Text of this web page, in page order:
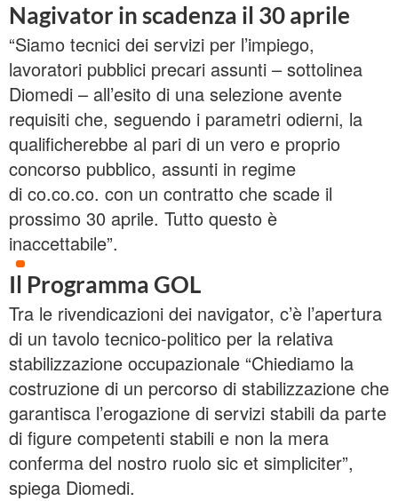
Nagivator in scadenza il 30 aprile
“Siamo tecnici dei servizi per l’impiego,
lavoratori pubblici precari assunti – sottolinea
Diomedi – all’esito di una selezione avente
requisiti che, seguendo i parametri odierni, la
qualificherebbe al pari di un vero e proprio
concorso pubblico, assunti in regime
di co.co.co. con un contratto che scade il
prossimo 30 aprile. Tutto questo è
inaccettabile”.
Il Programma GOL
Tra le rivendicazioni dei navigator, c’è l’apertura
di un tavolo tecnico-politico per la relativa
stabilizzazione occupazionale “Chiediamo la
costruzione di un percorso di stabilizzazione che
garantisca l’erogazione di servizi stabili da parte
di figure competenti stabili e non la mera
conferma del nostro ruolo sic et simpliciter”,
spiega Diomedi.